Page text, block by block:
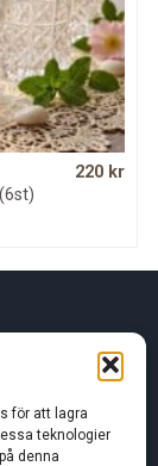
för att lagra
teknologier
denna
220 kr